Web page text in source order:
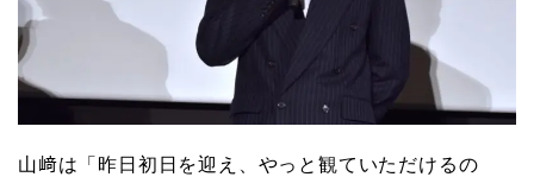
山﨑は「昨日初日を迎え、やっと観ていただけるの